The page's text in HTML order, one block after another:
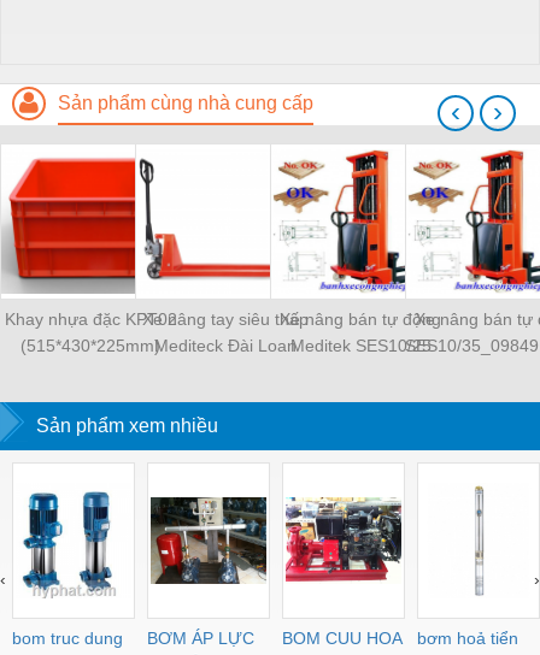
Sản phẩm cùng nhà cung cấp
Khay nhựa đặc KPT02
(515*430*225mm)
Xe nâng tay siêu thấp
Mediteck Đài Loan
Xe nâng bán tự động
Meditek SES10/25
Xe nâng bán tự
SES10/
‹ ›
Sản phẩm xem nhiều
bom truc dung
BƠM ÁP LỰC
BOM CUU HOA
bơm hoả tiển
‹ ›